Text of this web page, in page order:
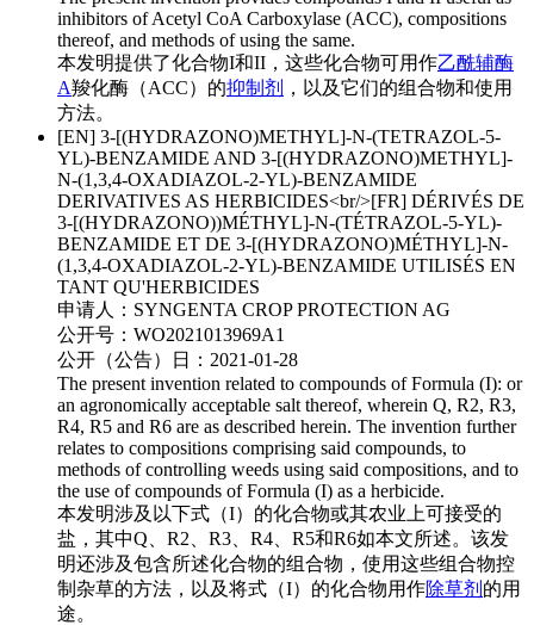
inhibitors of Acetyl CoA Carboxylase (ACC), compositions
thereof, and methods of using the same.
本发明提供了化合物I和II，这些化合物可用作乙酰辅酶
A羧化酶（ACC）的抑制剂
，以及它们的组合物和使用
方法。
[EN] 3-[(HYDRAZONO)METHYL]-N-(TETRAZOL-5-
YL)-BENZAMIDE AND 3-[(HYDRAZONO)METHYL]-
N-(1,3,4-OXADIAZOL-2-YL)-BENZAMIDE
DERIVATIVES AS HERBICIDES<br/>[FR] DÉRIVÉS DE
3-[(HYDRAZONO))MÉTHYL]-N-(TÉTRAZOL-5-YL)-
BENZAMIDE ET DE 3-[(HYDRAZONO)MÉTHYL]-N-
(1,3,4-OXADIAZOL-2-YL)-BENZAMIDE UTILISÉS EN
TANT QU'HERBICIDES
申请人： SYNGENTA CROP PROTECTION AG
公开号： WO2021013969A1
公开（公告）日： 2021-01-28
The present invention related to compounds of Formula (I): or
an agronomically acceptable salt thereof, wherein Q, R2, R3,
R4, R5 and R6 are as described herein. The invention further
relates to compositions comprising said compounds, to
methods of controlling weeds using said compositions, and to
the use of compounds of Formula (I) as a herbicide.
本发明涉及以下式（I）的化合物或其农业上可接受的
盐，其中Q、R2、R3、R4、R5和R6如本文所述。该发
明还涉及包含所述化合物的组合物，使用这些组合物控
制杂草的方法，以及将式（I）的化合物用作除草剂 的用
途。